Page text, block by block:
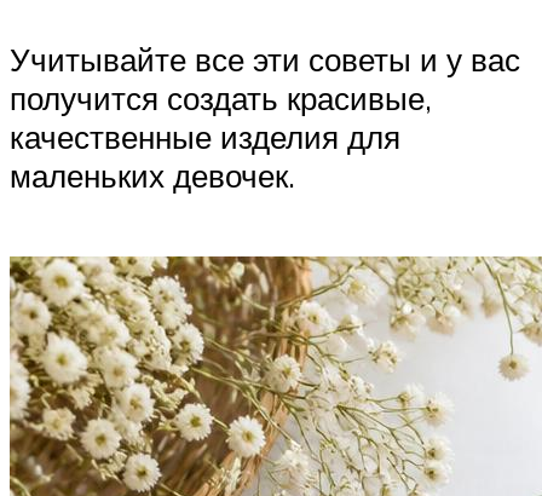
Учитывайте все эти советы и у вас
получится создать красивые,
качественные изделия для
маленьких девочек.